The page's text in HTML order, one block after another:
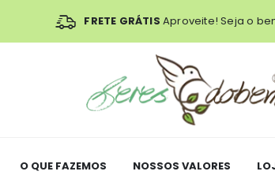
FRETE GRÁTIS Aproveite! Seja o
O QUE FAZEMOS NOSSOS VALORES